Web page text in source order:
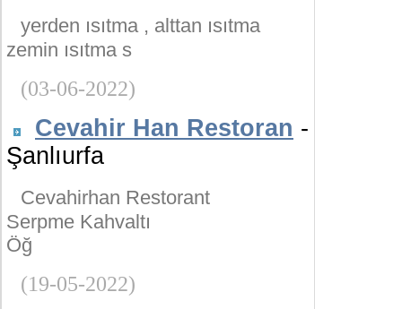
yerden ısıtma , alttan ısıtma
zemin ısıtma s
(03-06-2022)
Cevahir Han Restoran -
Şanlıurfa
Cevahirhan Restorant
Serpme Kahvaltı
Öğ
(19-05-2022)